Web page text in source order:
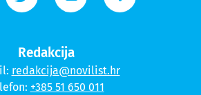
Redakcija
redakcija@novilist.hr
+385 51 650 011